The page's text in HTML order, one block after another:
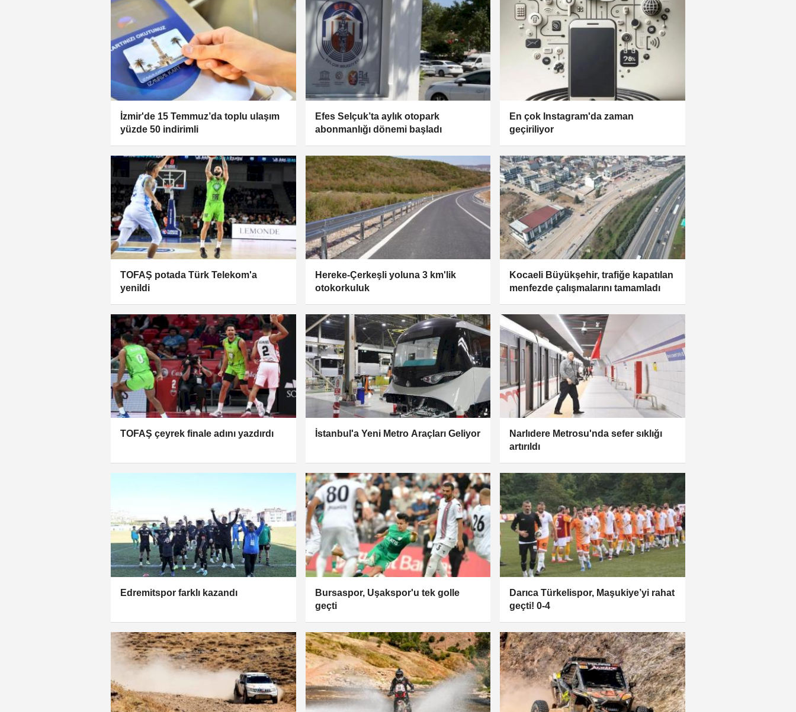
İzmir'de 15 Temmuz’da toplu ulaşım
yüzde 50 indirimli
Efes Selçuk’ta aylık otopark
abonmanlığı dönemi başladı
En çok Instagram'da zaman
geçiriliyor
TOFAŞ potada Türk Telekom'a
yenildi
Hereke-Çerkeşli yoluna 3 km'lik
otokorkuluk
Kocaeli Büyükşehir, trafiğe kapatılan
menfezde çalışmalarını tamamladı
TOFAŞ çeyrek finale adını yazdırdı İstanbul'a Yeni Metro Araçları Geliyor
Narlıdere Metrosu'nda sefer sıklığı
artırıldı
Edremitspor farklı kazandı
Bursaspor, Uşakspor'u tek golle
geçti
Darıca Türkelispor, Maşukiye’yi rahat
geçti! 0-4